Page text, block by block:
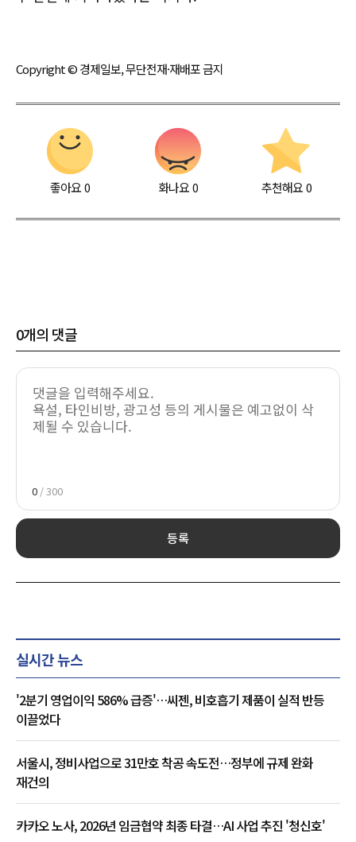
Copyright © 경제일보, 무단전재·재배포 금지
좋아요0 화나요0 추천해요 0
0개의 댓글
0 / 300
등록
실시간 뉴스
'2분기 영업이익 586% 급증'…씨젠, 비호흡기 제품이 실적 반등
이끌었다
서울시, 정비사업으로 31만호 착공 속도전…정부에 규제 완화
재건의
카카오 노사, 2026년 임금협약 최종 타결…AI 사업 추진 '청신호'